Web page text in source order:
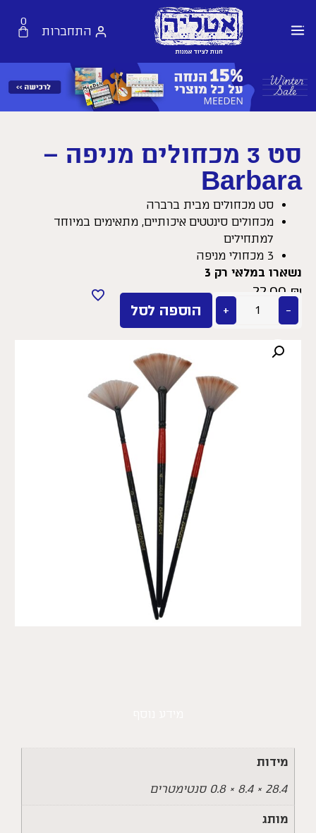
התחברות
0
סט 3 מכחולים מניפה –
Barbara
סט מכחולים מבית ברברה
מכחולים סינטטים איכותיים, מתאימים במיוחד
למתחילים
3 מכחולי מניפה
נשארו במלאי רק 3
22.00₪
−
+ הוספה לסל
מידות
28.4 × 8.4 × 0.8 סנטימטרים
מותג